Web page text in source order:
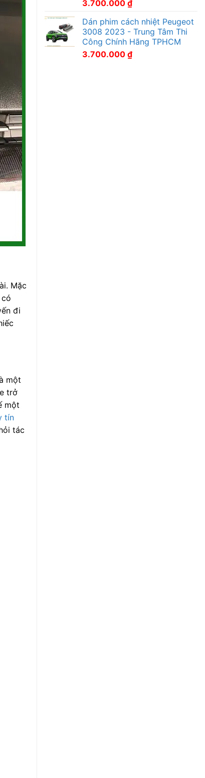
Mặc
đi
một
trở
một
tín
tác
3.700.000 ₫
Dán phim cách nhiệt Peugeot
3008 2023 - Trung Tâm Thi
Công Chính Hãng TPHCM
3.700.000 ₫